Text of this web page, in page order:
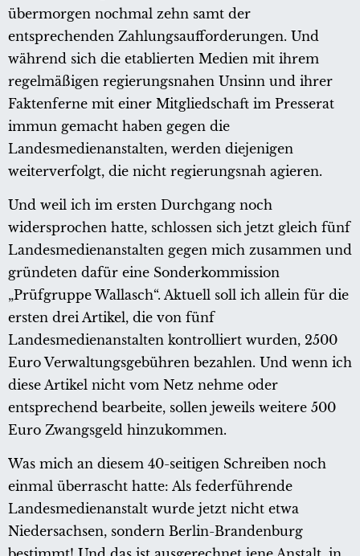
übermorgen nochmal zehn samt der
entsprechenden Zahlungsaufforderungen. Und
während sich die etablierten Medien mit ihrem
regelmäßigen regierungsnahen Unsinn und ihrer
Faktenferne mit einer Mitgliedschaft im Presserat
immun gemacht haben gegen die
Landesmedienanstalten, werden diejenigen
weiterverfolgt, die nicht regierungsnah agieren.
Und weil ich im ersten Durchgang noch
widersprochen hatte, schlossen sich jetzt gleich fünf
Landesmedienanstalten gegen mich zusammen und
gründeten dafür eine Sonderkommission
„Prüfgruppe Wallasch“. Aktuell soll ich allein für die
ersten drei Artikel, die von fünf
Landesmedienanstalten kontrolliert wurden, 2500
Euro Verwaltungsgebühren bezahlen. Und wenn ich
diese Artikel nicht vom Netz nehme oder
entsprechend bearbeite, sollen jeweils weitere 500
Euro Zwangsgeld hinzukommen.
Was mich an diesem 40-seitigen Schreiben noch
einmal überrascht hatte: Als federführende
Landesmedienanstalt wurde jetzt nicht etwa
Niedersachsen, sondern Berlin-Brandenburg